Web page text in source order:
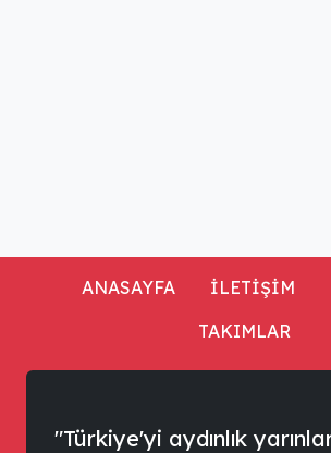
ANASAYFA İLETİŞİM
TAKIMLAR
"Türkiye'yi aydınlık